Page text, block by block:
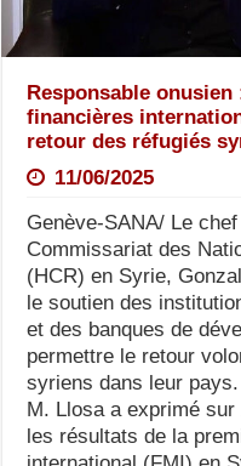
Responsable
financières
retour des réfugiés
11/06/2025
Genève-SANA/ Le
Commissariat des
(HCR) en Syrie,
le soutien des
et des banques de
permettre le retour
syriens dans leur pays.
M. Llosa a exprimé
les résultats de la